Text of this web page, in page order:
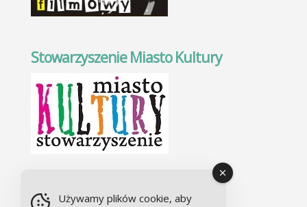
Stowarzyszenie Miasto Kultury
Chór Alla camera
Używamy plików cookie, aby